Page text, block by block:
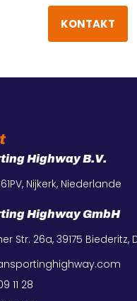
KONTAKT
Highway B.V.
Nijkerk, Niederlande
Highway GmbH
Str. 26a, 39175 Biederitz,
11 28